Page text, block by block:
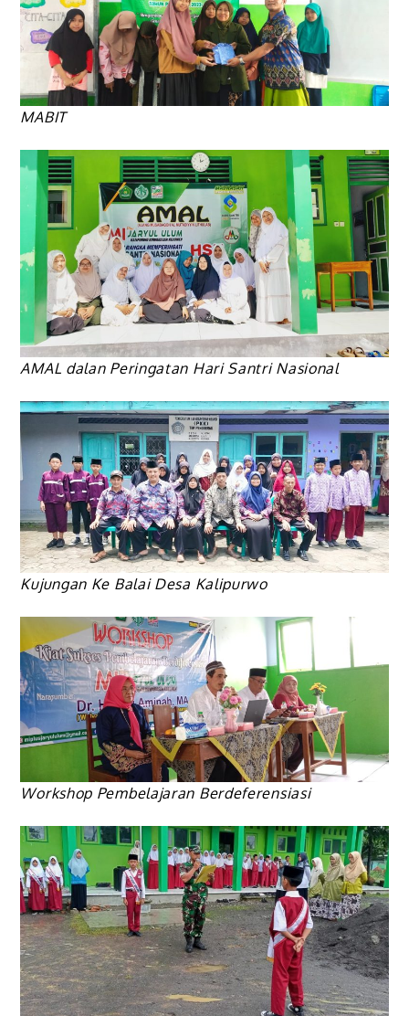
MABIT
AMAL dalan Peringatan Hari Santri Nasional
Kujungan Ke Balai Desa Kalipurwo
Workshop Pembelajaran Berdeferensiasi